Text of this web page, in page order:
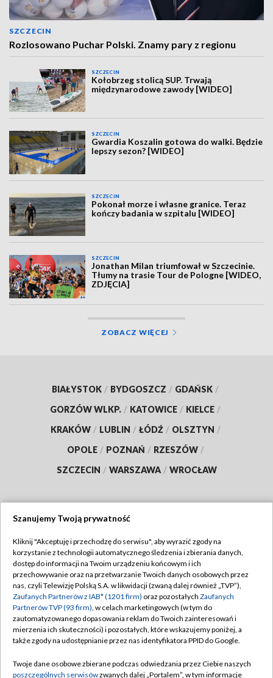
SZCZECIN
Rozlosowano Puchar Polski. Znamy pary z regionu
SZCZECIN
Kołobrzeg stolicą SUP. Trwają
międzynarodowe zawody [WIDEO]
SZCZECIN
Gwardia Koszalin gotowa do walki. Będzie
lepszy sezon? [WIDEO]
SZCZECIN
Pokonał morze i własne granice. Teraz
kończy badania w szpitalu [WIDEO]
SZCZECIN
Jonathan Milan triumfował w Szczecinie.
Tłumy na trasie Tour de Pologne [WIDEO,
ZDJĘCIA]
ZOBACZ WIĘCEJ
BIAŁYSTOK / BYDGOSZCZ / GDAŃSK /
GORZÓW WLKP. / KATOWICE / KIELCE /
KRAKÓW / LUBLIN / ŁÓDŹ / OLSZTYN /
OPOLE / POZNAŃ / RZESZÓW /
SZCZECIN / WARSZAWA / WROCŁAW
TVP
Abonament TVP
Emisja w TVP
Centrum informacji TVP
Naziemna Telewizja Cyfrowa
Rada Programowa
Regulamin TVP
Polityka prywatności
Moje zgody
Pomoc
Szanujemy Twoją prywatność
Kliknij "Akceptuję i przechodzę do serwisu", aby wyrazić zgody na
korzystanie z technologii automatycznego śledzenia i zbierania danych,
dostęp do informacji na Twoim urządzeniu końcowym i ich
przechowywanie oraz na przetwarzanie Twoich danych osobowych przez
nas, czyli Telewizję Polską S.A. w likwidacji (zwaną dalej również „TVP”),
Zaufanych Partnerów z IAB* (1201 firm) oraz pozostałych Zaufanych
Partnerów TVP (93 firm), w celach marketingowych (w tym do
zautomatyzowanego dopasowania reklam do Twoich zainteresowań i
mierzenia ich skuteczności) i pozostałych, które wskazujemy poniżej, a
także zgody na udostępnianie przez nas identyfikatora PPID do Google.
Twoje dane osobowe zbierane podczas odwiedzania przez Ciebie naszych
poszczególnych serwisówzwanych dalej „Portalem”, w tym informacje